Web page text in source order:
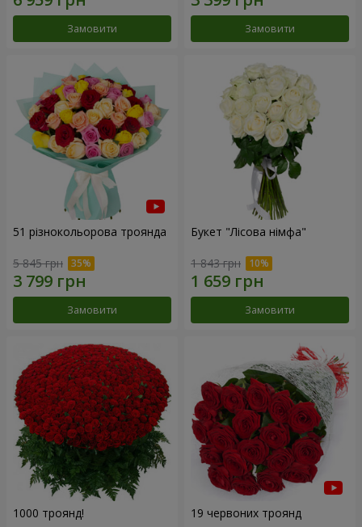
Замовити Замовити
51 різнокольорова троянда
5 845 грн
Замовити
Букет "Лісова німфа"
1 843 грн
Замовити
1000 троянд! 19 червоних троянд